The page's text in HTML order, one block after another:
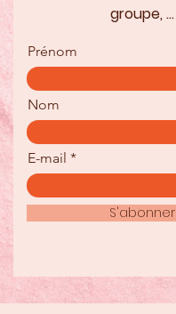
groupe, ...
Prénom
Nom
E-mail
S'abonner